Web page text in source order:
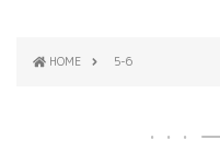
HOME 5-6